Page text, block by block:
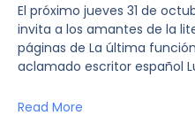
El próximo jueves 31 de
invita a los amantes de la
páginas de La última
aclamado escritor español
Read More